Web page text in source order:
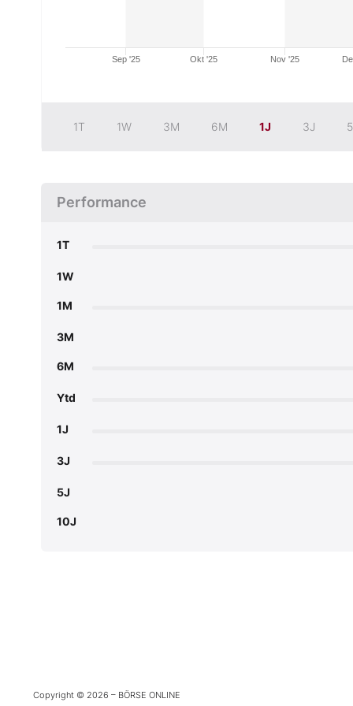
Sep '25 Okt '25 Nov '25
1T 1W 3M 6M 1J 3J
Performance
1T
1W
1M
3M
6M
Ytd
1J
3J
5J
10J
Copyright © 2026 – BÖRSE ONLINE